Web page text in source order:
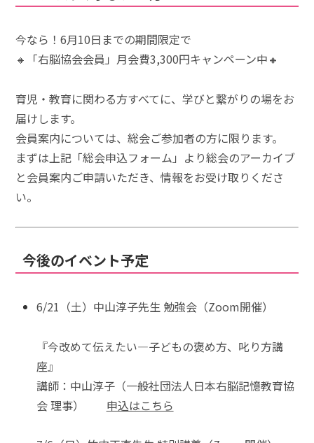
今なら！6月10日までの期間限定で
🔸「右脳協会会員」月会費3,300円キャンペーン中🔸
育児・教育に関わる方すべてに、学びと繋がりの場をお
届けします。
会員案内については、総会ご参加者の方に限ります。
まずは上記「総会申込フォーム」より総会のアーカイブ
と会員案内ご申請いただき、情報をお受け取りくださ
い。
今後のイベント予定
6/21（土）中山淳子先生 勉強会（Zoom開催）
『今改めて伝えたい―子どもの褒め方、叱り方講
座』
講師：中山淳子（一般社団法人日本右脳記憶教育協
会 理事） 申込はこちら